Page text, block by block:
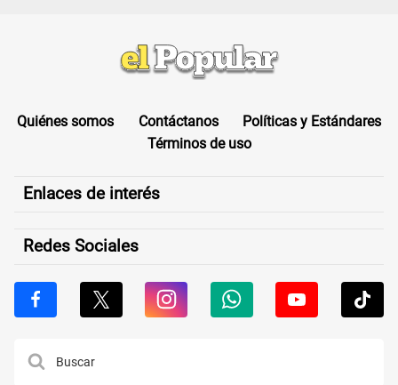
Quiénes somos Contáctanos
Políticas y Estándares
Términos de uso
Enlaces de interés
Redes Sociales